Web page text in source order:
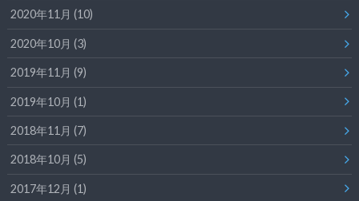
2020年11月 (10)
2020年10月 (3)
2019年11月 (9)
2019年10月 (1)
2018年11月 (7)
2018年10月 (5)
2017年12月 (1)